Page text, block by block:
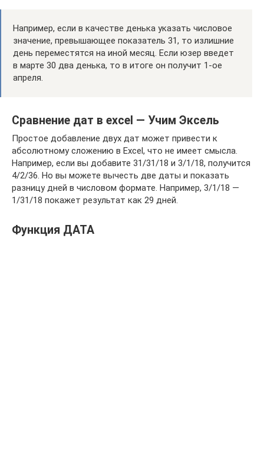
Например, если в качестве денька указать числовое
значение, превышающее показатель 31, то излишние
день переместятся на иной месяц. Если юзер введет
в марте 30 два денька, то в итоге он получит 1-ое
апреля.
Сравнение дат в excel — Учим Эксель
Простое добавление двух дат может привести к
абсолютному сложению в Excel, что не имеет смысла.
Например, если вы добавите 31/31/18 и 3/1/18, получится
4/2/36. Но вы можете вычесть две даты и показать
разницу дней в числовом формате. Например, 3/1/18 —
1/31/18 покажет результат как 29 дней.
Функция ДАТА